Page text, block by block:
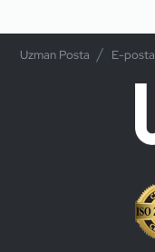
Uzman Posta E-posta